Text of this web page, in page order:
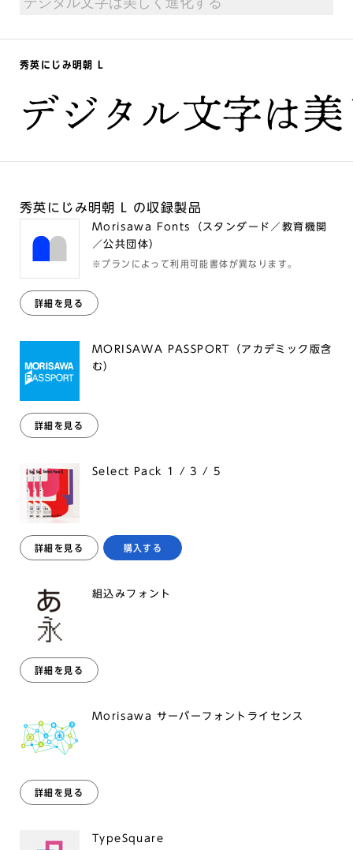
秀英にじみ明朝 L
デジタル文字は
秀英にじみ明朝 L の収録製品
Morisawa Fonts（スタンダード／教育機関
／公共団体）
※プランによって利用可能書体が異なります。
詳細を見る
MORISAWA PASSPORT（アカデミック版含
む）
詳細を見る
Select Pack 1 / 3 / 5
詳細を見る 購入する
組込みフォント
詳細を見る
Morisawa サーバーフォントライセンス
詳細を見る
TypeSquare